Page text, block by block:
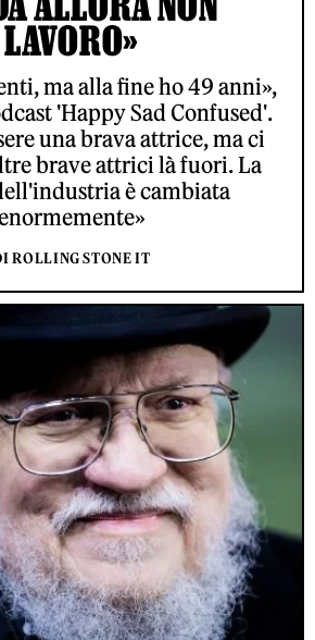
LAVORO»
ma alla fine ho 49 anni»,
'Happy Sad Confused'.
una brava attrice, ma ci
brave attrici là fuori. La
è cambiata
ROLLING STONE IT